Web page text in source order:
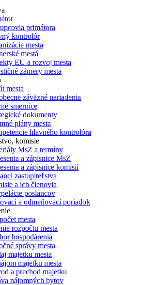
primátora
kontrolór
mesta
mestá
EU a rozvoj mesta
zámery mesta
mesta
záväzné nariadenia
smernice
dokumenty
plány mesta
hlavného kontrolóra
komisie
MsZ a termíny
a zápisnice MsZ
a zápisnice komisií
zastupiteľstva
a ich členovia
poslancov
a odmeňovací poriadok
mesta
rozpočtu mesta
hospodárenia
správy mesta
majetku mesta
majetku mesta
a prechod majetku
nájomných bytov